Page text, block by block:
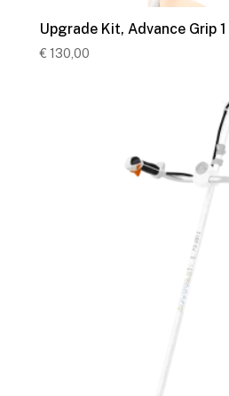
Upgrade Kit, Advance Grip 1
€ 130,00